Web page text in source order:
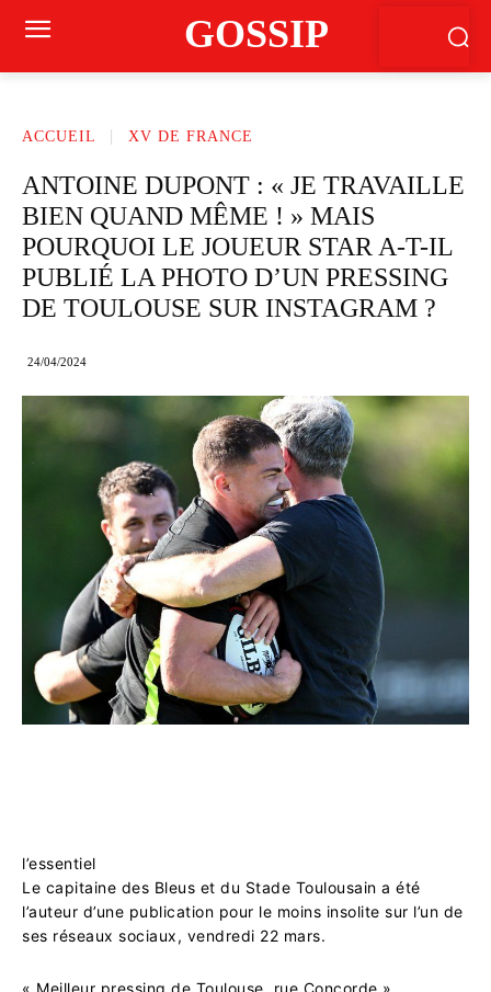
GOSSIP
ACCUEIL XV DE FRANCE
ANTOINE DUPONT : « JE TRAVAILLE
BIEN QUAND MÊME ! » MAIS
POURQUOI LE JOUEUR STAR A-T-IL
PUBLIÉ LA PHOTO D’UN PRESSING
DE TOULOUSE SUR INSTAGRAM ?
24/04/2024
l’essentiel
Le capitaine des Bleus et du Stade Toulousain a été
l’auteur d’une publication pour le moins insolite sur l’un de
ses réseaux sociaux, vendredi 22 mars.
« Meilleur pressing de Toulouse, rue Concorde »,